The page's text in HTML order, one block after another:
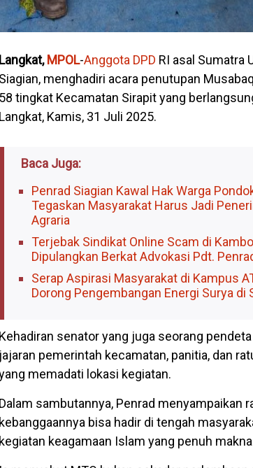
Langkat,MPOL-Anggota DPD RI asal Sumatra
Siagian, menghadiri acara penutupan
58 tingkat Kecamatan Sirapit yang
Langkat, Kamis, 31 Juli 2025.
Baca Juga:
Penrad Siagian Kawal Hak Warga
Tegaskan Masyarakat Harus Jadi
Agraria
Terjebak Sindikat Online Scam di
Dipulangkan Berkat Advokasi Pdt.
Serap Aspirasi Masyarakat di Kampus
Dorong Pengembangan Energi Surya di
Kehadiran senator yang juga seorang
jajaran pemerintah kecamatan, panitia, dan
memadati lokasi kegiatan.
Dalam sambutannya, Penrad menyampaikan
kebanggaannya bisa hadir di tengah
kegiatan keagamaan Islam yang penuh